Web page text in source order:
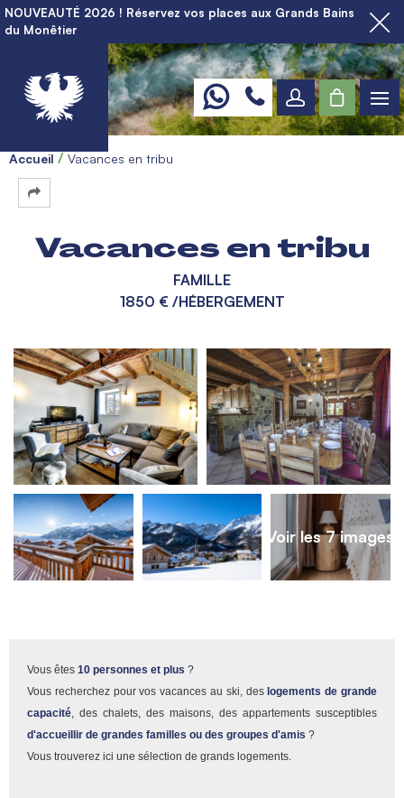
NOUVEAUTÉ 2026 ! Réservez vos places aux Grands Bains
du Monêtier
Accueil Vacances en tribu
Vacances en tribu
FAMILLE
1850 € /HÉBERGEMENT
Voir les 7 images
Vous êtes 10 personnes et plus ?
Vous recherchez pour vos vacances au ski, deslogements de grande
capacité, des chalets, des maisons, des appartements susceptibles
d'accueillir de grandes familles ou des groupes d'amis ?
Vous trouverez ici une sélection de grands logements.